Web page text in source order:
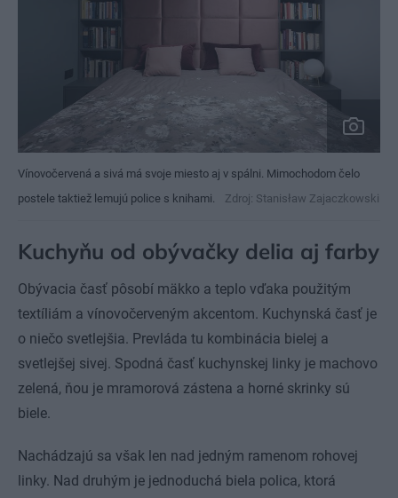
Vínovočervená a sivá má svoje miesto aj v spálni. Mimochodom čelo
postele taktiež lemujú police s knihami.
Zdroj: Stanisław Zajaczkowski
Kuchyňu od obývačky delia aj farby
Obývacia časť pôsobí mäkko a teplo vďaka použitým
textíliám a vínovočerveným akcentom. Kuchynská časť je
o niečo svetlejšia. Prevláda tu kombinácia bielej a
svetlejšej sivej. Spodná časť kuchynskej linky je machovo
zelená, ňou je mramorová zástena a horné skrinky sú
biele.
Nachádzajú sa však len nad jedným ramenom rohovej
linky. Nad druhým je jednoduchá biela polica, ktorá